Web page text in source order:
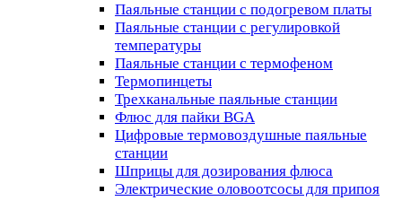
Паяльные станции с подогревом платы
Паяльные станции с регулировкой
температуры
Паяльные станции с термофеном
Термопинцеты
Трехканальные паяльные станции
Флюс для пайки BGA
Цифровые термовоздушные паяльные
станции
Шприцы для дозирования флюса
Электрические оловоотсосы для припоя